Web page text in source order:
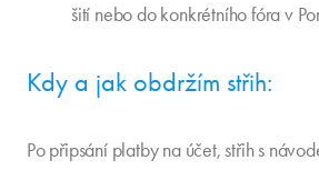
šití nebo do konkrétního fóra v
Kdy a jak obdržím střih:
Po připsání platby na účet, střih s